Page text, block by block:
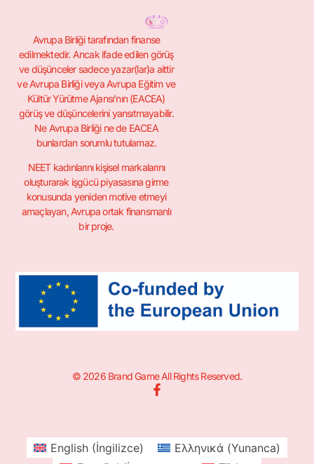
Avrupa Birliği tarafından finanse
edilmektedir. Ancak ifade edilen görüş
ve düşünceler sadece yazar(lar)a aittir
ve Avrupa Birliği veya Avrupa Eğitim ve
Kültür Yürütme Ajansı’nın (EACEA)
görüş ve düşüncelerini yansıtmayabilir.
Ne Avrupa Birliği ne de EACEA
bunlardan sorumlu tutulamaz.
NEET kadınlarını kişisel markalarını
oluşturarak işgücü piyasasına girme
konusunda yeniden motive etmeyi
amaçlayan, Avrupa ortak finansmanlı
bir proje.
© 2026 Brand Game All Rights Reserved.
English (İngilizce) Ελληνικά (Yunanca)